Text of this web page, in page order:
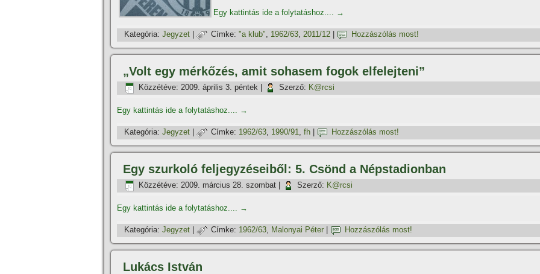
Egy kattintás ide a folytatáshoz.... →
Kategória: Jegyzet Címke: "a klub", 1962/63, 2011/12 Hozzászólás most!
„Volt egy mérkőzés, amit sohasem fogok elfelejteni”
Közzétéve: 2009. április 3. péntek Szerző: K@rcsi
Egy kattintás ide a folytatáshoz.... →
Kategória: Jegyzet Címke: 1962/63, 1990/91, fh Hozzászólás most!
Egy szurkoló feljegyzéseiből: 5. Csönd a Népstadionban
Közzétéve: 2009. március 28. szombat Szerző: K@rcsi
Egy kattintás ide a folytatáshoz.... →
Kategória: Jegyzet Címke: 1962/63, Malonyai Péter Hozzászólás most!
Lukács István